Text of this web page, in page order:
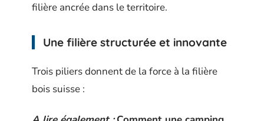
filière ancrée dans le territoire.
Une filière structurée et innovante
Trois piliers donnent de la force à la filière
bois suisse :